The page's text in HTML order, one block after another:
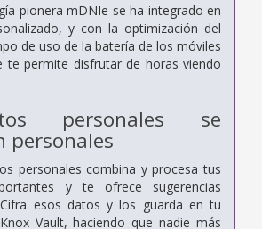
pionera mDNIe se ha integrado en
y con la optimización del
de uso de la batería de los móviles
te permite disfrutar de horas viendo
personales se
personales
personales combina y procesa tus
y te ofrece sugerencias
Cifra esos datos y los guarda en tu
Vault, haciendo que nadie más